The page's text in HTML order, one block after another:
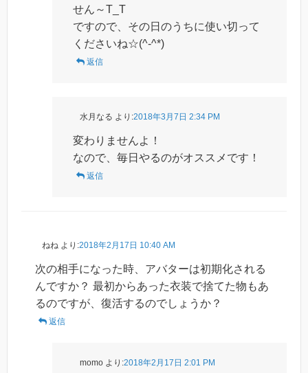
せん～T_T
ですので、その日のうちに使い切って
くださいね☆(^-^*)
返信
水月なる より:2018年3月7日 2:34 PM
変わりませんよ！
なので、毎日やるのがオススメです！
返信
ねね より:2018年2月17日 10:40 AM
次の相手になった時、アバターは初期化される
んですか？ 最初からあった衣装で捨てた物もあ
るのですが、復活するのでしょうか？
返信
momo より:2018年2月17日 2:01 PM